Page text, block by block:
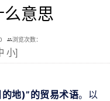
意思
浏览次数：
小]
地)”的贸易术语。以